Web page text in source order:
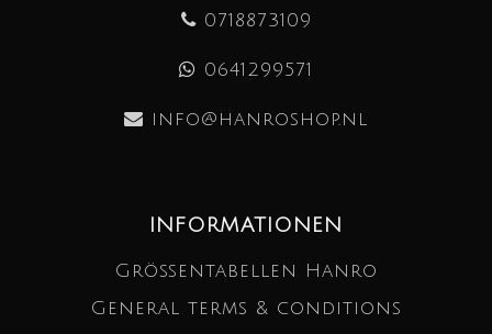
0718873109
0641299571
info@hanroshop.nl
INFORMATIONEN
Größentabellen Hanro
General terms & conditions